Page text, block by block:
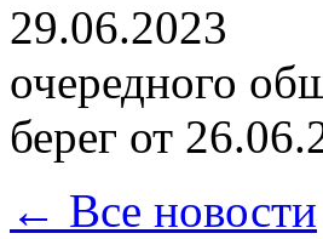
29.06.2023
очередного
берег от
← Все новости